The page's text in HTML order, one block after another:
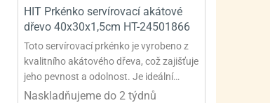
HIT Prkénko servírovací akátové
dřevo 40x30x1,5cm HT-24501866
Toto servírovací prkénko je vyrobeno z
kvalitního akátového dřeva, což zajišťuje
jeho pevnost a odolnost. Je ideální…
Naskladňujeme do 2 týdnů